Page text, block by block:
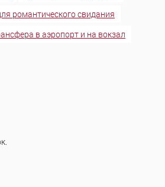
романтического свидания
в аэропорт и на вокзал